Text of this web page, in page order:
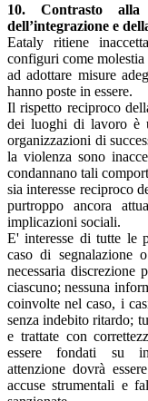
10. Contrasto
dell’integrazione e
Eataly ritiene
configuri come
ad adottare misure
hanno poste in essere.
Il rispetto reciproco
dei luoghi di lavoro è
organizzazioni di
la violenza sono
condannano tali
sia interesse reciproco
purtroppo ancora
implicazioni sociali.
E' interesse di tutte le
caso di segnalazione
necessaria discrezione
ciascuno; nessuna
coinvolte nel caso, i
senza indebito ritardo;
e trattate con
essere fondati su
attenzione dovrà
accuse strumentali e